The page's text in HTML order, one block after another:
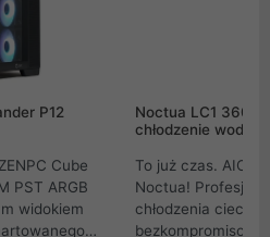
P12
Cube
PST ARGB
widokiem
Noctua LC1
chłodzenie wodne
To już czas. AIO
Noctua!
chłodzenia cieczą